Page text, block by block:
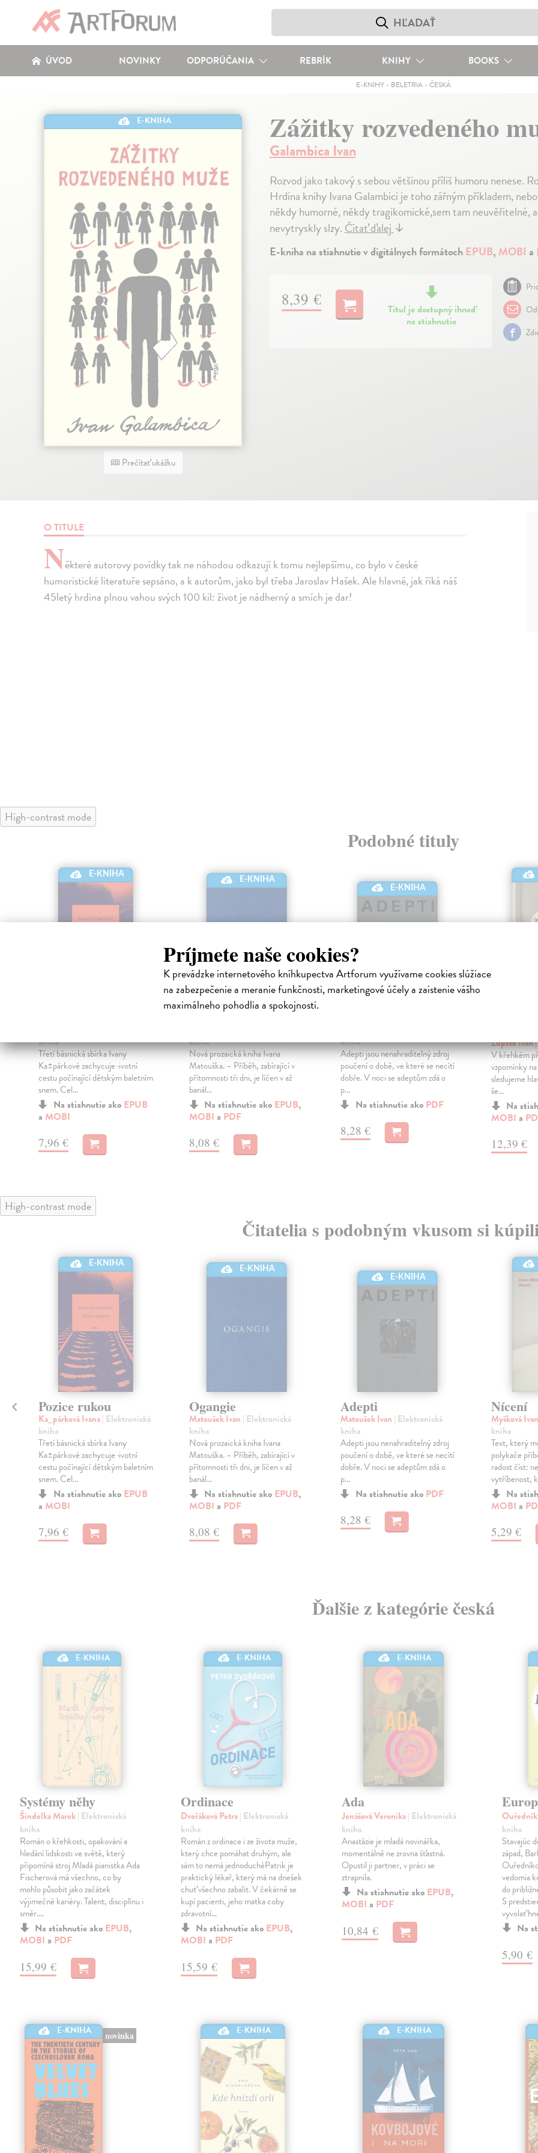
Príjmete naše cookies?
K prevádzke internetového kníhkupectva Artforum využívame cookies slúžiace
na zabezpečenie a meranie funkčnosti, marketingové účely a zaistenie vášho
maximálneho pohodlia a spokojnosti.
ÚVOD NOVINKY ODPORÚČANIA REBRÍK KNIHY BOOKS
E-KNIHY- BELETRIA- ČESKÁ
E-KNIHA
Prečítať ukážku
Zážitky rozvedeného
Galambica Ivan
Rozvod jako takový s sebou většinou příliš humoru nenese.
Hrdina knihy Ivana Galambici je toho zářným příkladem,
někdy humorné, někdy tragikomické,sem tam neuvěřitelné,
nevytryskly slzy.Čítať ďalej↓
E-kniha na stiahnutie v digitálnych formátochEPUB, MOBI a
8,39 €
Titul je dostupný ihneď
na stiahnutie
O TITULE
Některé autorovy povídky tak ne náhodou odkazují k tomu nejlepšímu, co bylo v české
humoristické literatuře sepsáno, a k autorům, jako byl třeba Jaroslav Hašek. Ale hlavně, jak říká náš
45letý hrdina plnou vahou svých 100 kil: život je nádherný a smích je dar!
High-contrast mode
Podobné tituly
E-KNIHA
kniha
Třetí básnická sbírka Ivany
Ka±párkové zachycuje ·ivotní
cestu počínající dětským baletním
snem. Cel...
Na stiahnutie ako EPUB
a MOBI
7,96 €
E-KNIHA
Ogangie
kniha
Nová prozaická kniha Ivana
Matouška. – Příběh, zabírající v
přítomnosti tři dni, je líčen v až
banál...
Na stiahnutie ako EPUB,
MOBI a PDF
8,08 €
E-KNIHA
kniha
Adepti jsou nenahraditelný zdroj
poučení o době, ve které se necítí
dobře. V noci se adeptům zdá o
p...
Na stiahnutie ako PDF
8,28 €
Pan
Lupták Ivan
V křehkém
vzpomínky
sledujeme
še...
Na
MOBI a
12,39 €
High-contrast mode
Čitatelia s podobným vkusom si
E-KNIHA
Pozice rukou
Ka_párková Ivana| Elektronická
kniha
Třetí básnická sbírka Ivany
Ka±párkové zachycuje ·ivotní
cestu počínající dětským baletním
snem. Cel...
Na stiahnutie ako EPUB
a MOBI
7,96 €
E-KNIHA
Ogangie
Matoušek Ivan | Elektronická
kniha
Nová prozaická kniha Ivana
Matouška. – Příběh, zabírající v
přítomnosti tři dni, je líčen v až
banál...
Na stiahnutie ako EPUB,
MOBI a PDF
8,08 €
E-KNIHA
Adepti
Matoušek Ivan | Elektronická
kniha
Adepti jsou nenahraditelný zdroj
poučení o době, ve které se necítí
dobře. V noci se adeptům zdá o
p...
Na stiahnutie ako PDF
8,28 €
Nícení
Myšková
kniha
Text, který
polykače
radost číst:
vytříbenost,
Na
MOBI a
5,29 €
Ďalšie z kategórie česká
E-KNIHA
Systémy něhy
Šindelka Marek| Elektronická
kniha
Román o křehkosti, opakování a
hledání lidskosti ve světě, který
připomíná stroj Mladá pianistka Ada
Fischerová má všechno, co by
mohlo působit jako začátek
výjimečné kariéry. Talent, disciplínu i
směr.…
Na stiahnutie ako EPUB,
MOBI a PDF
15,99 €
E-KNIHA
Ordinace
Dvořáková Petra| Elektronická
kniha
Román z ordinace i ze života muže,
který chce pomáhat druhým, ale
sám to nemá jednoduchéPatrik je
praktický lékař, který má na dnešek
chuť všechno zabalit. V čekárně se
kupí pacienti, jeho matka coby
zdravotní…
Na stiahnutie ako EPUB,
MOBI a PDF
15,59 €
E-KNIHA
Ada
Jonášová Veronika| Elektronická
kniha
Anastázie je mladá novinářka,
momentálně ne zrovna šťastná.
Opustil ji partner, v práci se
ztrapnila.
Na stiahnutie ako EPUB,
MOBI a PDF
10,84 €
kniha
Stavajúc
západ,
vedomia
do
S
vyvolať
Na
5,90 €
E-KNIHA novinka E-KNIHA E-KNIHA